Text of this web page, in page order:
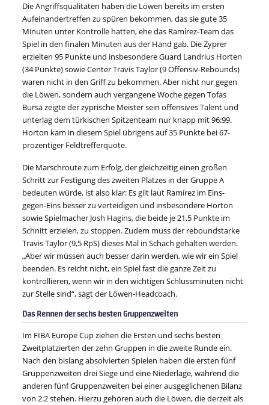
Die Angriffsqualitäten haben die Löwen bereits im ersten
Aufeinandertreffen zu spüren bekommen, das sie gute 35
Minuten unter Kontrolle hatten, ehe das Ramírez-Team das
Spiel in den finalen Minuten aus der Hand gab. Die Zyprer
erzielten 95 Punkte und insbesondere Guard Landrius Horten
(34 Punkte) sowie Center Travis Taylor (9 Offensiv-Rebounds)
waren nicht in den Griff zu bekommen. Aber nicht nur gegen
die Löwen, sondern auch vergangene Woche gegen Tofas
Bursa zeigte der zyprische Meister sein offensives Talent und
unterlag dem türkischen Spitzenteam nur knapp mit 96:99.
Horton kam in diesem Spiel übrigens auf 35 Punkte bei 67-
prozentiger Feldtrefferquote.
Die Marschroute zum Erfolg, der gleichzeitig einen großen
Schritt zur Festigung des zweiten Platzes in der Gruppe A
bedeuten würde, ist also klar: Es gilt laut Ramírez im Eins-
gegen-Eins besser zu verteidigen und insbesondere Horton
sowie Spielmacher Josh Hagins, die beide je 21,5 Punkte im
Schnitt erzielen, zu stoppen. Zudem muss der reboundstarke
Travis Taylor (9,5 RpS) dieses Mal in Schach gehalten werden.
„Aber wir müssen auch besser darin werden, wie wir ein Spiel
beenden. Es reicht nicht, ein Spiel fast die ganze Zeit zu
kontrollieren, wenn wir in den wichtigen Schlussminuten nicht
zur Stelle sind“, sagt der Löwen-Headcoach.
Das Rennen der sechs besten Gruppenzweiten
Im FIBA Europe Cup ziehen die Ersten und sechs besten
Zweitplatzierten der zehn Gruppen in die zweite Runde ein.
Nach den bislang absolvierten Spielen haben die ersten fünf
Gruppenzweiten drei Siege und eine Niederlage, während die
anderen fünf Gruppenzweiten bei einer ausgeglichenen Bilanz
von 2:2 stehen. Hierzu gehören auch die Löwen, die derzeit als